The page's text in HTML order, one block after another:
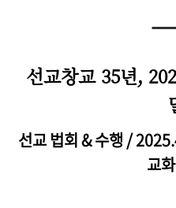
선교창교 35년,
선교 법회 & 수행 /
교